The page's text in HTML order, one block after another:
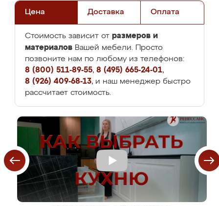
Цена Доставка Оплата
Стоимость зависит от размеров и
материалов Вашей мебели. Просто
позвоните нам по любому из телефонов:
8 (800) 511-89-55, 8 (495) 665-24-01,
8 (926) 409-68-13, и наш менеджер быстро
рассчитает стоимость.